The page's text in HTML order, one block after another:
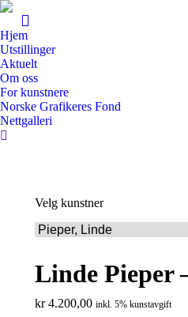
Hjem
Utstillinger
Aktuelt
Om oss
For kunstnere
Norske Grafikeres Fond
Nettgalleri
Search:
Velg kunstner
Linde Pieper
kr4.200,00 inkl. 5% kunstavgift